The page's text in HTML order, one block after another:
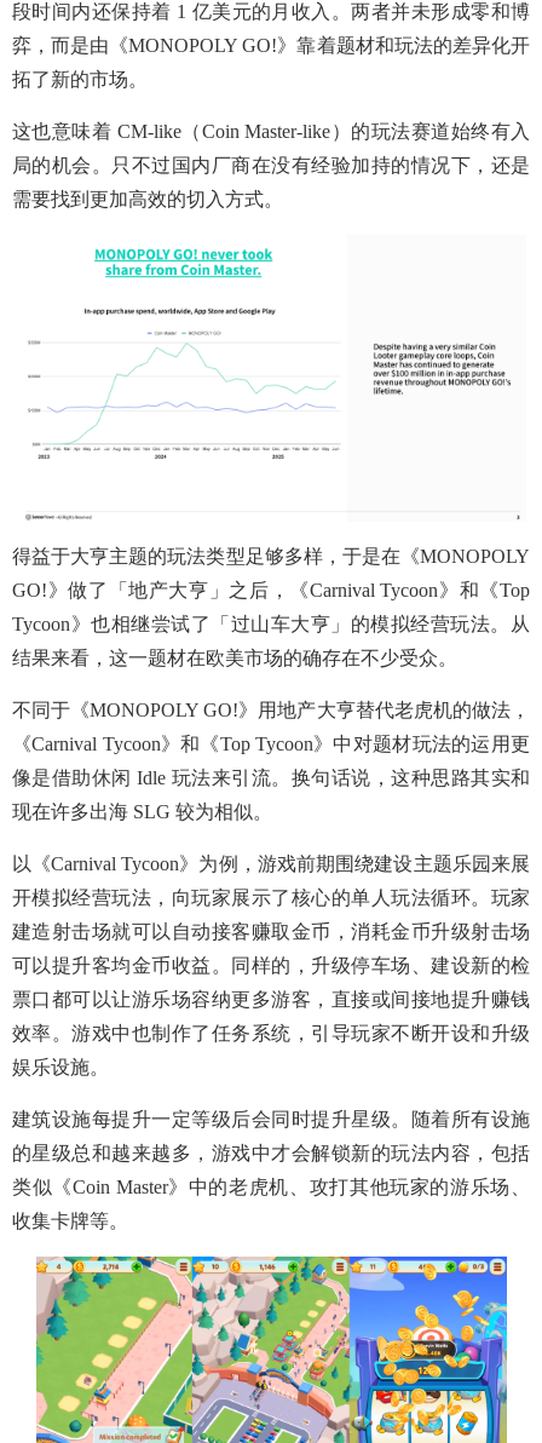
段时间内还保持着 1 亿美元的月收入。两者并未形成零和博
弈，而是由《MONOPOLY GO!》靠着题材和玩法的差异化开
拓了新的市场。
这也意味着 CM-like（Coin Master-like）的玩法赛道始终有入
局的机会。只不过国内厂商在没有经验加持的情况下，还是
需要找到更加高效的切入方式。
得益于大亨主题的玩法类型足够多样，于是在《MONOPOLY
GO!》做了「地产大亨」之后，《Carnival Tycoon》和《Top
Tycoon》也相继尝试了「过山车大亨」的模拟经营玩法。从
结果来看，这一题材在欧美市场的确存在不少受众。
不同于《MONOPOLY GO!》用地产大亨替代老虎机的做法，
《Carnival Tycoon》和《Top Tycoon》中对题材玩法的运用更
像是借助休闲 Idle 玩法来引流。换句话说，这种思路其实和
现在许多出海 SLG 较为相似。
以《Carnival Tycoon》为例，游戏前期围绕建设主题乐园来展
开模拟经营玩法，向玩家展示了核心的单人玩法循环。玩家
建造射击场就可以自动接客赚取金币，消耗金币升级射击场
可以提升客均金币收益。同样的，升级停车场、建设新的检
票口都可以让游乐场容纳更多游客，直接或间接地提升赚钱
效率。游戏中也制作了任务系统，引导玩家不断开设和升级
娱乐设施。
建筑设施每提升一定等级后会同时提升星级。随着所有设施
的星级总和越来越多，游戏中才会解锁新的玩法内容，包括
类似《Coin Master》中的老虎机、攻打其他玩家的游乐场、
收集卡牌等。